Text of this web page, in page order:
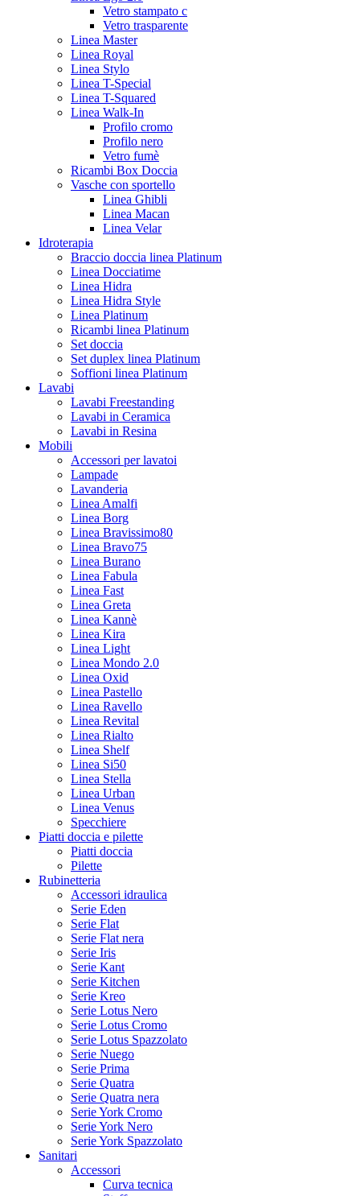
Vetro stampato c
Vetro trasparente
Linea Master
Linea Royal
Linea Stylo
Linea T-Special
Linea T-Squared
Linea Walk-In
Profilo cromo
Profilo nero
Vetro fumè
Ricambi Box Doccia
Vasche con sportello
Linea Ghibli
Linea Macan
Linea Velar
Idroterapia
Braccio doccia linea Platinum
Linea Docciatime
Linea Hidra
Linea Hidra Style
Linea Platinum
Ricambi linea Platinum
Set doccia
Set duplex linea Platinum
Soffioni linea Platinum
Lavabi
Lavabi Freestanding
Lavabi in Ceramica
Lavabi in Resina
Mobili
Accessori per lavatoi
Lampade
Lavanderia
Linea Amalfi
Linea Borg
Linea Bravissimo80
Linea Bravo75
Linea Burano
Linea Fabula
Linea Fast
Linea Greta
Linea Kannè
Linea Kira
Linea Light
Linea Mondo 2.0
Linea Oxid
Linea Pastello
Linea Ravello
Linea Revital
Linea Rialto
Linea Shelf
Linea Si50
Linea Stella
Linea Urban
Linea Venus
Specchiere
Piatti doccia e pilette
Piatti doccia
Pilette
Rubinetteria
Accessori idraulica
Serie Eden
Serie Flat
Serie Flat nera
Serie Iris
Serie Kant
Serie Kitchen
Serie Kreo
Serie Lotus Nero
Serie Lotus Cromo
Serie Lotus Spazzolato
Serie Nuego
Serie Prima
Serie Quatra
Serie Quatra nera
Serie York Cromo
Serie York Nero
Serie York Spazzolato
Sanitari
Accessori
Curva tecnica